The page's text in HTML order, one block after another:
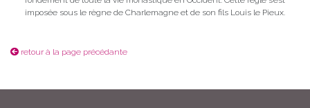
imposée sous le règne de Charlemagne et de son fils Louis le Pieux.
retour à la page précédante